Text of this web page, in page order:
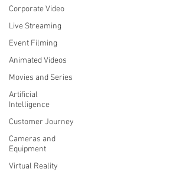
Corporate Video
Live Streaming
Event Filming
Animated Videos
Movies and Series
Artificial
Intelligence
Customer Journey
Cameras and
Equipment
Virtual Reality